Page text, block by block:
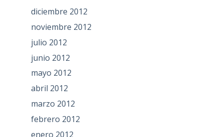
diciembre 2012
noviembre 2012
julio 2012
junio 2012
mayo 2012
abril 2012
marzo 2012
febrero 2012
enero 2012